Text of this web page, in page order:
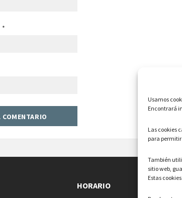
Usamos
Encontrará
Las cookies
para
También
sitio web,
Estas
*
HORARIO